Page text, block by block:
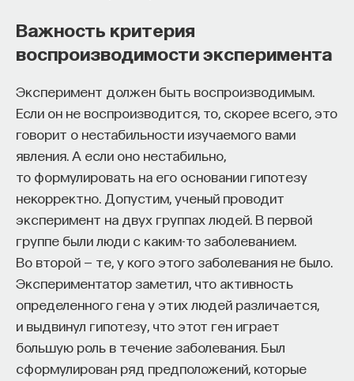
Важность критерия
воспроизводимости эксперимента
Эксперимент должен быть воспроизводимым.
Если он не воспроизводится, то, скорее всего, это
говорит о нестабильности изучаемого вами
явления. А если оно нестабильно,
то формулировать на его основании гипотезу
некорректно. Допустим, ученый проводит
эксперимент на двух группах людей. В первой
группе были люди с каким-то заболеванием.
Во второй — те, у кого этого заболевания не было.
Экспериментатор заметил, что активность
определенного гена у этих людей различается,
и выдвинул гипотезу, что этот ген играет
большую роль в течение заболевания. Был
сформулирован ряд предположений, которые
a comparative analysis of market structure across
disciplines." Social Networks 25:251–280.
II. Престиж и селекция
Почему престиж степени имеет такое значение?
Возможно, ответ кроется в том, что лучшие
аспирантуры отбирают самых способных
студентов. В этом случае престиж степени
действует как промежуточная переменная
между способностями индивидов и престижем
места их работы: самые способные студенты
попадают в лучшие аспирантские школы, а после
их окончания находят себе позиции в лучших
Предположим, что о способностях студентов
можно судить по уровню бакалавриата: чем